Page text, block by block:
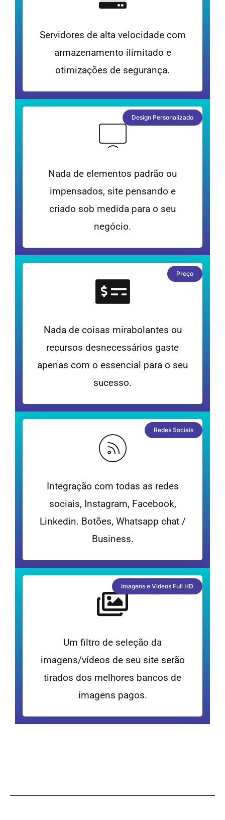
Servidores de alta velocidade com
armazenamento ilimitado e
otimizações de segurança.
Design Personalizado
Nada de elementos padrão ou
impensados, site pensando e
criado sob medida para o seu
negócio.
Preço
Nada de coisas mirabolantes ou
recursos desnecessários gaste
apenas com o essencial para o seu
sucesso.
Redes Sociais
Integração com todas as redes
sociais, Instagram, Facebook,
Linkedin. Botões, Whatsapp chat /
Business.
Imagens e Vídeos Full HD
Um filtro de seleção da
imagens/vídeos de seu site serão
tirados dos melhores bancos de
imagens pagos.